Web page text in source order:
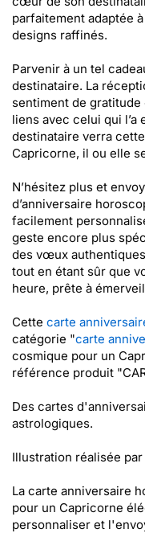
parfaitement adaptée
designs raffinés.
Parvenir à un tel
destinataire. La
sentiment de
liens avec celui qui l’a
destinataire verra
Capricorne, il ou elle
N’hésitez plus et
d’anniversaire
facilement
geste encore plus
des vœux
tout en étant sûr que
heure, prête à
Cette carte
catégorie "carte
cosmique pour un
référence produit
Des cartes
astrologiques.
Illustration réalisée par
La carte anniversaire
pour un Capricorne
personnaliser et